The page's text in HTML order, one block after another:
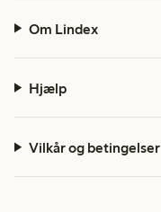
Om Lindex
Hjælp
Vilkår og betingelser